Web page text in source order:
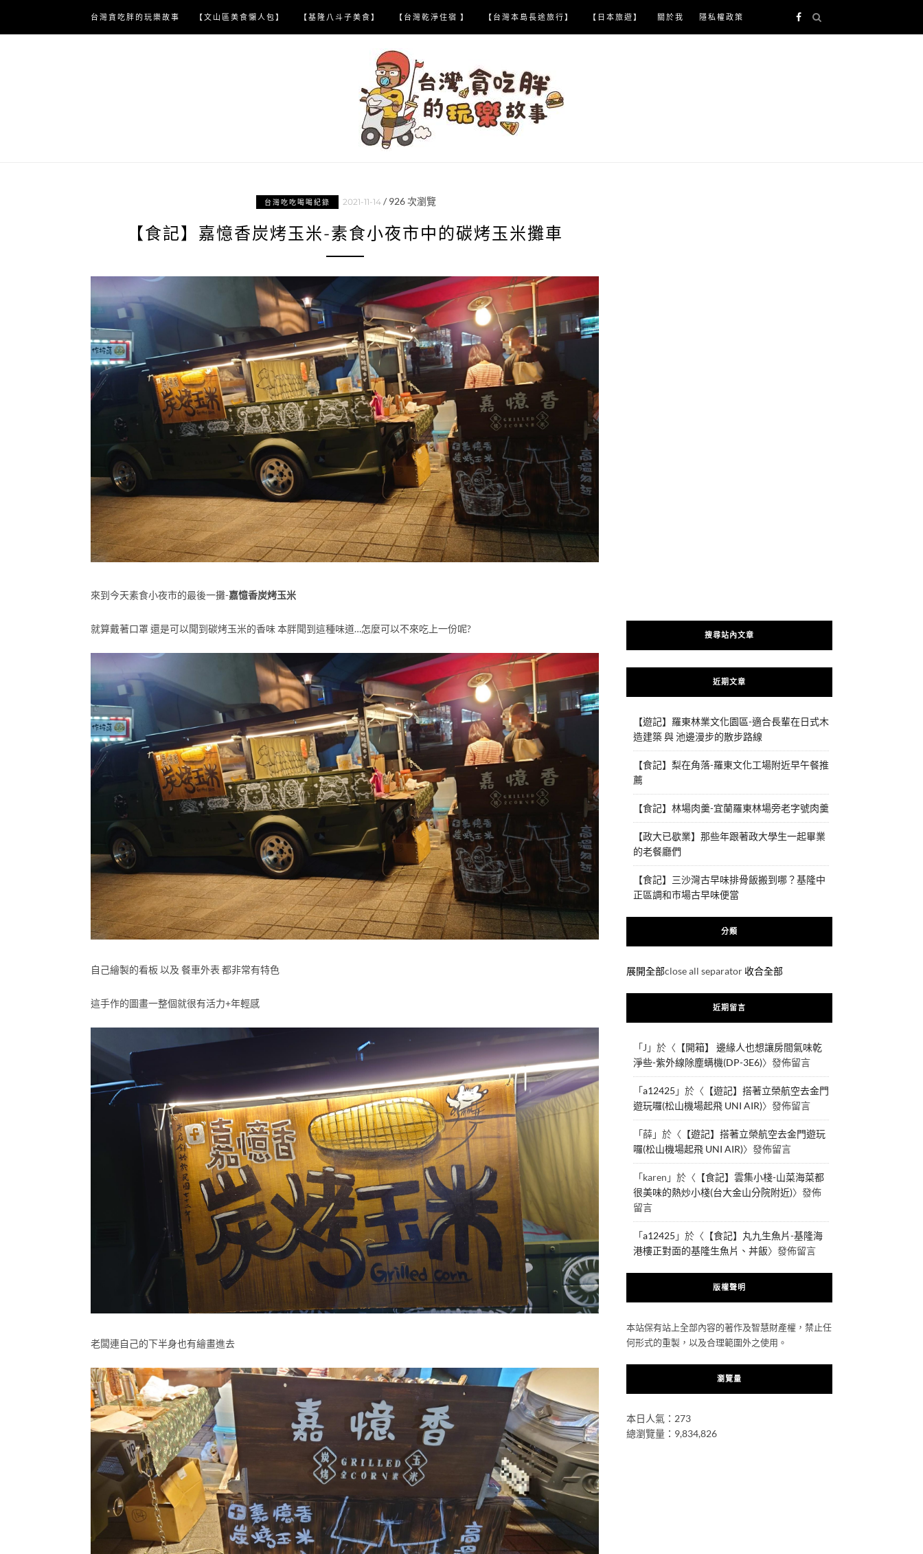
content
台灣貪吃胖的玩樂故事 【文山區美食懶人包】 【基隆八斗子美食】 【台灣乾淨住宿 】 【台灣本島長途旅行】 【日本旅遊】 關於我 隱私權政策
台灣吃吃喝喝紀錄 2021-11-14 / 926次瀏覽
【食記】嘉憶香炭烤玉米-素食小夜市中的碳烤玉米攤車
來到今天素食小夜市的最後一攤-嘉憶香炭烤玉米
就算戴著口罩 還是可以聞到碳烤玉米的香味 本胖聞到這種味道…怎麼可以不來吃上一份呢?
自己繪製的看板 以及 餐車外表 都非常有特色
這手作的圖畫一整個就很有活力+年輕感
老闆連自己的下半身也有繪畫進去
搜尋站內文章
近期文章
【遊記】羅東林業文化園區-適合長輩在日式木
造建築 與 池邊漫步的散步路線
【食記】梨在角落-羅東文化工場附近早午餐推
薦
【食記】林場肉羹-宜蘭羅東林場旁老字號肉羹
【政大已歇業】那些年跟著政大學生一起畢業
的老餐廳們
【食記】三沙灣古早味排骨飯搬到哪？基隆中
正區調和市場古早味便當
分類
展開全部close all separator 收合全部
近期留言
「J 」於〈 【開箱】 邊緣人也想讓房間氣味乾
淨些-紫外線除塵螨機(DP-3E6)〉發佈留言
「a12425 」於〈 【遊記】搭著立榮航空去金門
遊玩囉(松山機場起飛 UNI AIR)〉發佈留言
「薛」於〈 【遊記】搭著立榮航空去金門遊玩
囉(松山機場起飛 UNI AIR)〉發佈留言
「karen 」於〈 【食記】雲集小棧-山菜海菜都
很美味的熱炒小棧(台大金山分院附近)〉發佈
留言
「a12425 」於〈 【食記】丸九生魚片-基隆海
港樓正對面的基隆生魚片、丼飯〉發佈留言
版權聲明
本站保有站上全部內容的著作及智慧財產權，禁止任
何形式的重製，以及合理範圍外之使用。
瀏覽量
本日人氣：273
總瀏覽量：9,834,826